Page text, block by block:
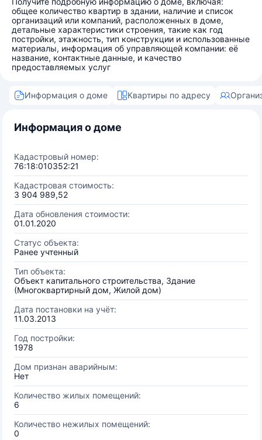
общее количество квартир в здании, наличие и список
организаций или компаний, расположенных в доме,
детальные характеристики строения, такие как год
постройки, этажность, тип конструкции и использованные
материалы, информация об управляющей компании: её
название, контактные данные, и качество
предоставляемых услуг
Информация о доме Квартиры по адресу
Информация о доме
Кадастровый номер:
76:18:010352:21
Кадастровая стоимость:
3 904 989,52
Дата обновления стоимости:
01.01.2020
Статус объекта:
Ранее учтенный
Тип объекта:
Объект капитального строительства, Здание
(Многоквартирный дом, Жилой дом)
Дата постановки на учёт:
11.03.2013
Год постройки:
1978
Дом признан аварийным:
Нет
Количество жилых помещений:
6
Количество нежилых помещений:
0